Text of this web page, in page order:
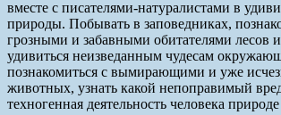
вместе с писателями-натуралистами в
природы. Побывать в заповедниках,
грозными и забавными обитателями лесов
удивиться неизведанным чудесам
познакомиться с вымирающими и уже
животных, узнать какой непоправимый
техногенная деятельность человека